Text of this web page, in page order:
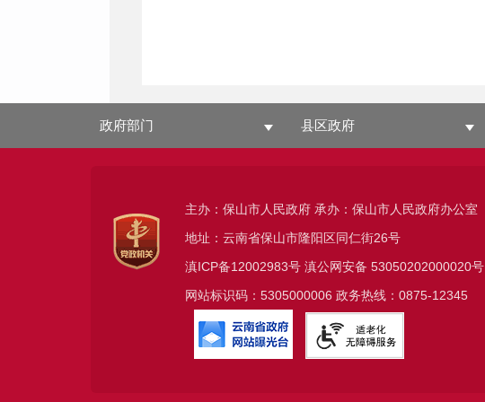
政府部门 县区政府
主办：保山市人民政府 承办：保山市人民政府办公室
地址：云南省保山市隆阳区同仁街26号
滇ICP备12002983号滇公网安备 53050202000020号
网站标识码：5305000006 政务热线：0875-12345